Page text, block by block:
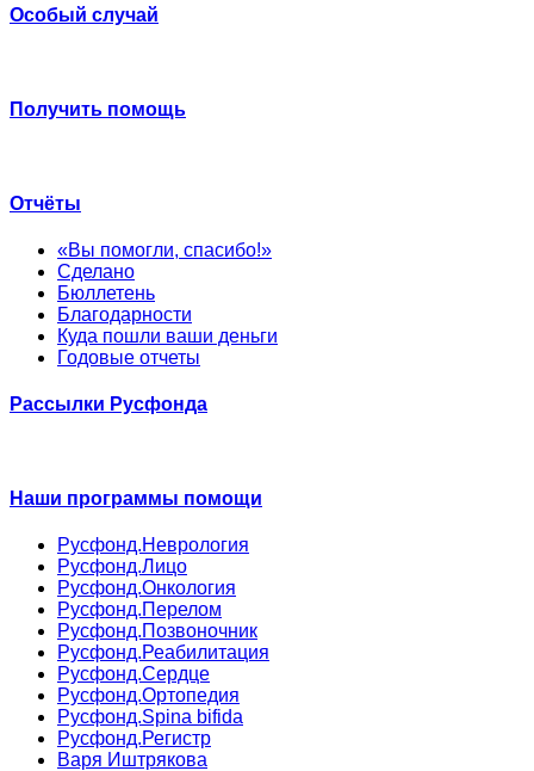
Особый случай
Получить помощь
Отчёты
«Вы помогли, спасибо!»
Сделано
Бюллетень
Благодарности
Куда пошли ваши деньги
Годовые отчеты
Рассылки Русфонда
Наши программы помощи
Русфонд.Неврология
Русфонд.Лицо
Русфонд.Онкология
Русфонд.Перелом
Русфонд.Позвоночник
Русфонд.Реабилитация
Русфонд.Сердце
Русфонд.Ортопедия
Русфонд.Spina bifida
Русфонд.Регистр
Варя Иштрякова